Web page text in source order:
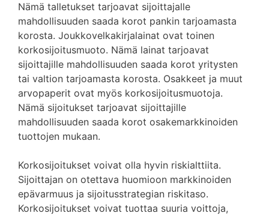
Nämä talletukset tarjoavat sijoittajalle
mahdollisuuden saada korot pankin tarjoamasta
korosta. Joukkovelkakirjalainat ovat toinen
korkosijoitusmuoto. Nämä lainat tarjoavat
sijoittajille mahdollisuuden saada korot yritysten
tai valtion tarjoamasta korosta. Osakkeet ja muut
arvopaperit ovat myös korkosijoitusmuotoja.
Nämä sijoitukset tarjoavat sijoittajille
mahdollisuuden saada korot osakemarkkinoiden
tuottojen mukaan.
Korkosijoitukset voivat olla hyvin riskialttiita.
Sijoittajan on otettava huomioon markkinoiden
epävarmuus ja sijoitusstrategian riskitaso.
Korkosijoitukset voivat tuottaa suuria voittoja,